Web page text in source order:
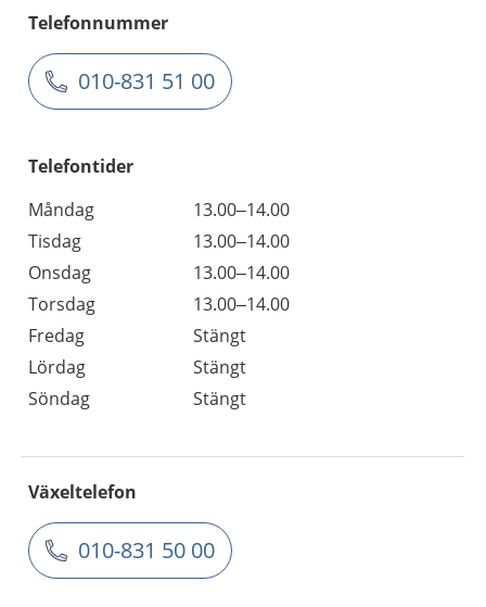
Telefonnummer
010-831 51 00
Telefontider
Måndag
13.00–14.00
Tisdag
13.00–14.00
Onsdag
13.00–14.00
Torsdag
13.00–14.00
Fredag
Stängt
Lördag
Stängt
Söndag
Stängt
Växeltelefon
010-831 50 00